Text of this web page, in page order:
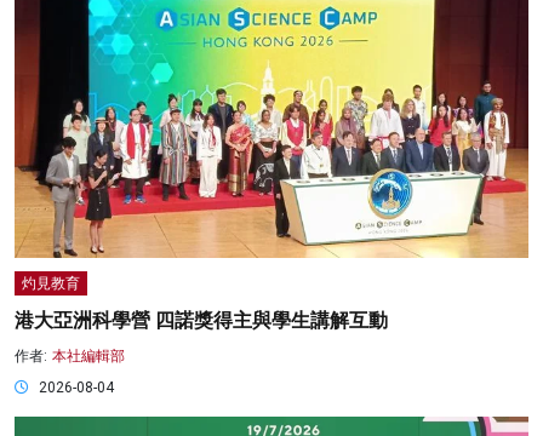
灼見教育
港大亞洲科學營 四諾獎得主與學生講解互動
作者: 本社編輯部
2026-08-04